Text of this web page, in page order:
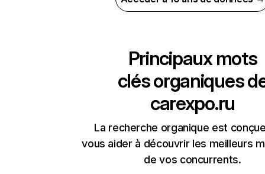
Principaux mots
clés organiques
carexpo.ru
La recherche organique est
vous aider à découvrir les meilleurs
de vos concurrents.